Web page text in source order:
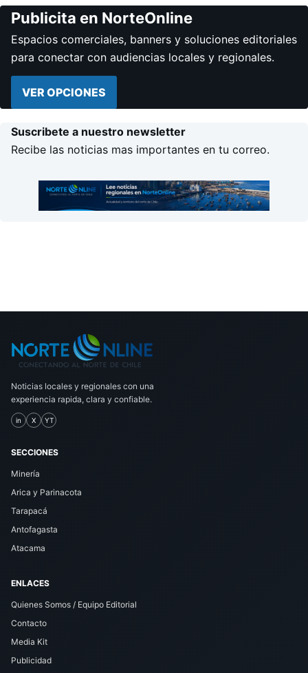
Publicita en NorteOnline
Espacios comerciales, banners y soluciones editoriales
para conectar con audiencias locales y regionales.
VER OPCIONES
Suscribete a nuestro newsletter
Recibe las noticias mas importantes en tu correo.
Noticias locales y regionales con una
experiencia rapida, clara y confiable.
in X YT
SECCIONES
Minería
Arica y Parinacota
Tarapacá
Antofagasta
Atacama
ENLACES
Quienes Somos / Equipo Editorial
Contacto
Media Kit
Publicidad